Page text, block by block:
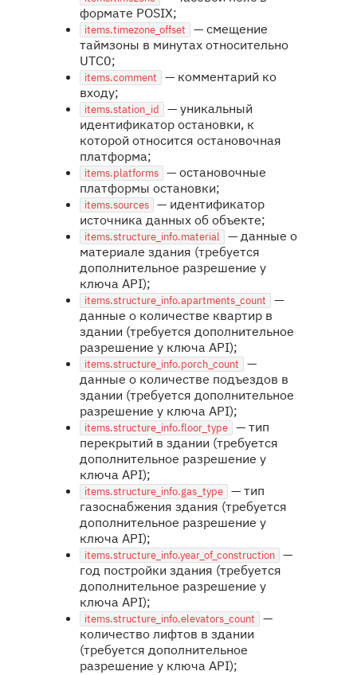
формате POSIX;
items.timezone_offset
— смещение
таймзоны в минутах относительно
UTC0;
items.comment
— комментарий ко
входу;
items.station_id
— уникальный
идентификатор остановки, к
которой относится остановочная
платформа;
items.platforms — остановочные
платформы остановки;
items.sources — идентификатор
источника данных об объекте;
items.structure_info.material — данные о
материале здания (требуется
дополнительное разрешение у
ключа API);
items.structure_info.apartments_count
—
данные о количестве квартир в
здании (требуется дополнительное
разрешение у ключа API);
items.structure_info.porch_count
—
данные о количестве подъездов в
здании (требуется дополнительное
разрешение у ключа API);
items.structure_info.floor_type — тип
перекрытий в здании (требуется
дополнительное разрешение у
ключа API);
items.structure_info.gas_type — тип
газоснабжения здания (требуется
дополнительное разрешение у
ключа API);
items.structure_info.year_of_construction —
год постройки здания (требуется
дополнительное разрешение у
ключа API);
items.structure_info.elevators_count
—
количество лифтов в здании
(требуется дополнительное
разрешение у ключа API);